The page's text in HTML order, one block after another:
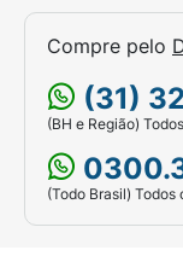
Compre pelo
(31)
(BH e Região)
(Todo Brasil)